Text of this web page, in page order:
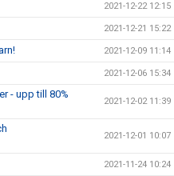
2021-12-22 12:15
2021-12-21 15:22
2021-12-09 11:14
2021-12-06 15:34
- upp till 80%
2021-12-02 11:39
2021-12-01 10:07
2021-11-24 10:24